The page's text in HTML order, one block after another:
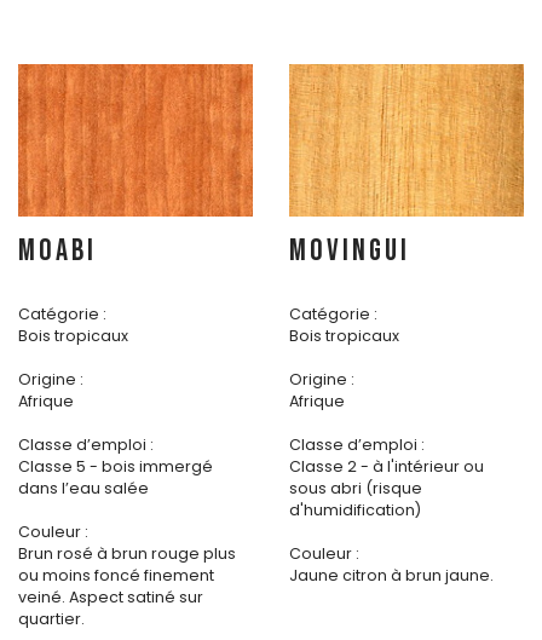
MOABI
Catégorie :
Bois tropicaux
Origine :
Afrique
Classe d’emploi :
Classe 5 - bois immergé
dans l’eau salée
Couleur :
Brun rosé à brun rouge plus
ou moins foncé finement
veiné. Aspect satiné sur
quartier.
MOVINGUI
Catégorie :
Bois tropicaux
Origine :
Afrique
Classe d’emploi :
Classe 2 - à l'intérieur ou
sous abri (risque
d'humidification)
Couleur :
Jaune citron à brun jaune.